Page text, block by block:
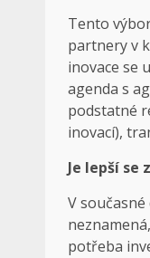
Tento
partnery v
inovace se
agenda s
podstatné
inovací),
Je lepší
V
potřeba